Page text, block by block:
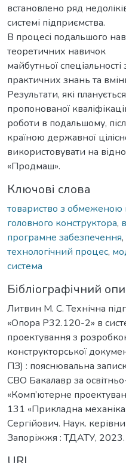
встановлено ряд
системі підприємства.
В процесі подальшого
теоретичних навичок
майбутньої
практичних знань та
Результати, які
пропонованої
роботи в подальшому,
країною державної
використовувати на
«Продмаш».
Ключові слова
товариство з обмеженою
головного конструктора,
програмне забезпечення,
технологічний процес,
система
Бібліографічний
Литвин М. С. Технічна
«Опора Р32.120-2» в
проектування з
конструкторської
ПЗ) : пояснювальна
СВО Бакалавр за
«Комп’ютерне
131 «Прикладна
Сергійович. Наук.
Запоріжжя : ТДАТУ, 2023.